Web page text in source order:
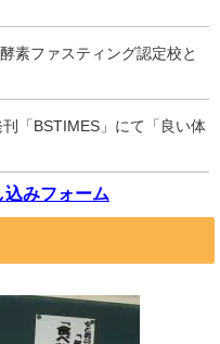
素ファスティング認定校と
「BSTIMES」にて「良い体
みフォーム